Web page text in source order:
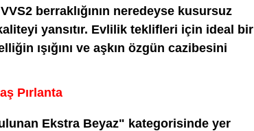
berraklığının neredeyse kusursuz
yansıtır. Evlilik teklifleri için ideal bir
ışığını ve aşkın özgün cazibesini
Pırlanta
Ekstra Beyaz" kategorisinde yer